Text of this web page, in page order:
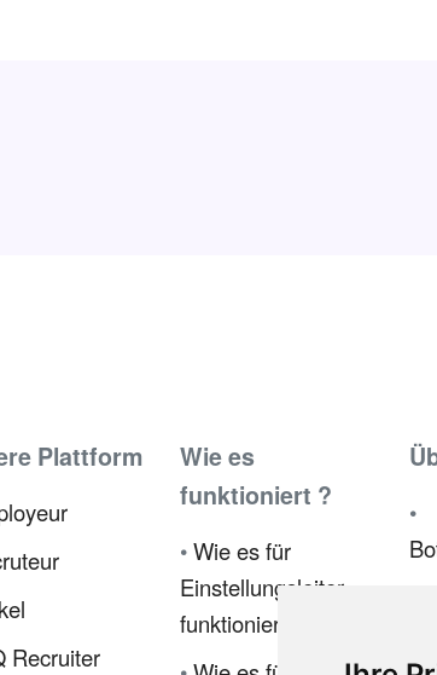
Plattform
Recruiter
Wie es
funktioniert ?
•Wie es für
Einstellungsleiter
funktioniert
•